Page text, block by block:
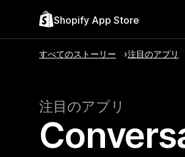
Shopify App Store
すべてのストーリー 注目のアプリ
注目のアプリ